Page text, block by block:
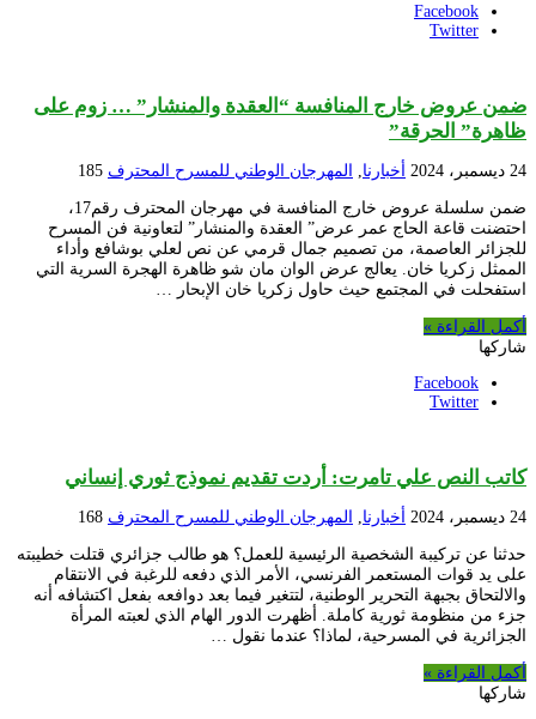
Facebook
Twitter
ضمن عروض خارج المنافسة “العقدة والمنشار” … زوم على
ظاهرة” الحرقة”
24 ديسمبر، 2024 أخبارنا, المهرجان الوطني للمسرح المحترف 185
ضمن سلسلة عروض خارج المنافسة في مهرجان المحترف رقم17،
احتضنت قاعة الحاج عمر عرض” العقدة والمنشار” لتعاونية فن المسرح
للجزائر العاصمة، من تصميم جمال قرمي عن نص لعلي بوشافع وأداء
الممثل زكريا خان. يعالج عرض الوان مان شو ظاهرة الهجرة السرية التي
استفحلت في المجتمع حيث حاول زكريا خان الإبحار …
أكمل القراءة »
شاركها
Facebook
Twitter
كاتب النص علي تامرت: أردت تقديم نموذج ثوري إنساني
24 ديسمبر، 2024 أخبارنا, المهرجان الوطني للمسرح المحترف 168
حدثنا عن تركيبة الشخصية الرئيسية للعمل؟ هو طالب جزائري قتلت خطيبته
على يد قوات المستعمر الفرنسي، الأمر الذي دفعه للرغبة في الانتقام
والالتحاق بجبهة التحرير الوطنية، لتتغير فيما بعد دوافعه بفعل اكتشافه أنه
جزء من منظومة ثورية كاملة. أظهرت الدور الهام الذي لعبته المرأة
الجزائرية في المسرحية، لماذا؟ عندما نقول …
أكمل القراءة »
شاركها